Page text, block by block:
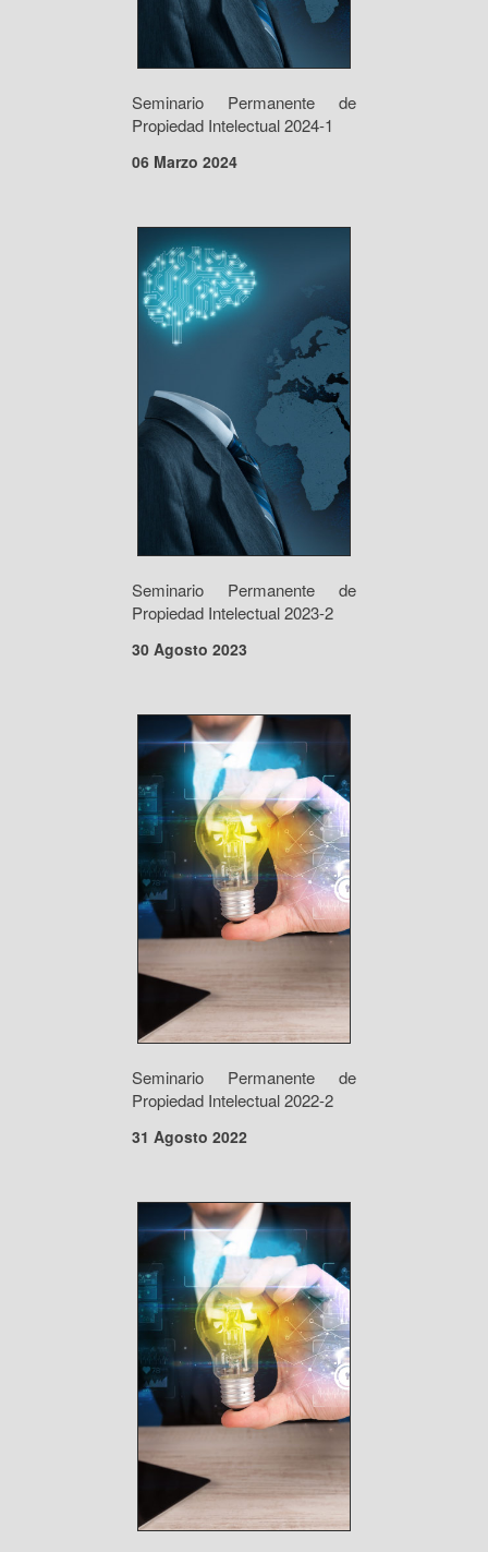
Seminario Permanente de
Propiedad Intelectual 2024-1
06 Marzo 2024
Seminario Permanente de
Propiedad Intelectual 2023-2
30 Agosto 2023
Seminario Permanente de
Propiedad Intelectual 2022-2
31 Agosto 2022